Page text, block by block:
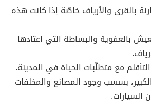
بالقرى والأرياف خاصّة إذا كانت هذه
بالعفوية والبساطة التي اعتادها
مع متطلّبات الحياة في المدينة.
بسسب وجود المصانع والمخلفات
السيارات.